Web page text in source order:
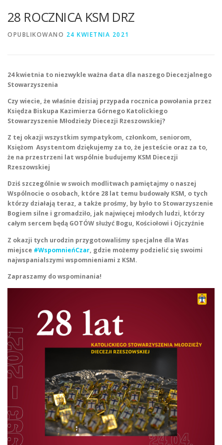
28 ROCZNICA KSM DRZ
OPUBLIKOWANO 24 KWIETNIA 2021
24 kwietnia to niezwykle ważna data dla naszego Diecezjalnego
Stowarzyszenia
Czy wiecie, że właśnie dzisiaj przypada rocznica powołania przez
Księdza Biskupa Kazimierza Górnego Katolickiego
Stowarzyszenie Młodzieży Diecezji Rzeszowskiej?
Z tej okazji wszystkim sympatykom, członkom, seniorom,
Księżom Asystentom dziękujemy za to, że jesteście oraz za to,
że na przestrzeni lat wspólnie budujemy KSM Diecezji
Rzeszowskiej
Dziś szczególnie w swoich modlitwach pamiętajmy o naszej
Wspólnocie o osobach, które 28 lat temu budowały KSM, o tych
którzy działają teraz, a także prośmy, by było to Stowarzyszenie
Bogiem silne i gromadziło, jak najwięcej młodych ludzi, którzy
całym sercem będą GOTÓW służyć Bogu, Kościołowi i Ojczyźnie
Z okazji tych urodzin przygotowaliśmy specjalne dla Was
miejsce #WspomnieńCzar, gdzie możemy podzielić się swoimi
najwspanialszymi wspomnieniami z KSM.
Zapraszamy do wspominania!